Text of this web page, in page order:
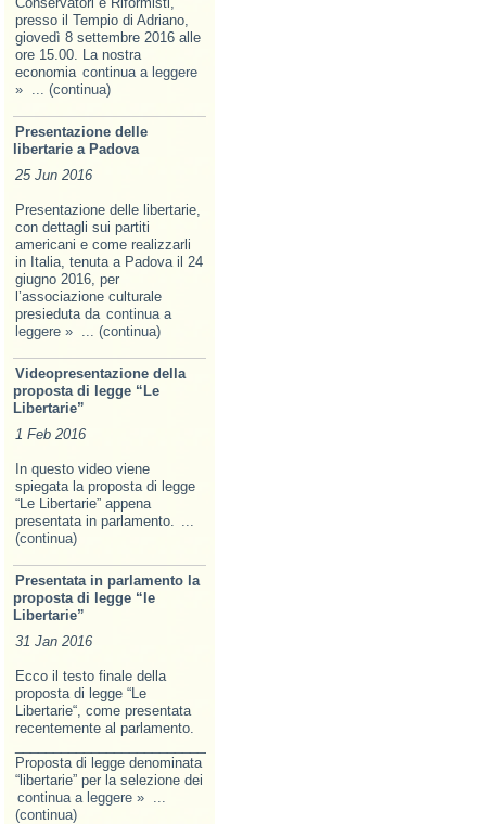
presso il Tempio di Adriano,
giovedì 8 settembre 2016 alle
ore 15.00. La nostra
economia continua a leggere
» ... (continua)
Presentazione delle
libertarie a Padova
25 Jun 2016
Presentazione delle libertarie,
con dettagli sui partiti
americani e come realizzarli
in Italia, tenuta a Padova il 24
giugno 2016, per
l’associazione culturale
presieduta da continua a
leggere » ... (continua)
Videopresentazione della
proposta di legge “Le
Libertarie”
1 Feb 2016
In questo video viene
spiegata la proposta di legge
“Le Libertarie” appena
presentata in parlamento. ...
(continua)
Presentata in parlamento la
proposta di legge “le
Libertarie”
31 Jan 2016
Ecco il testo finale della
proposta di legge “Le
Libertarie“, come presentata
recentemente al parlamento.
Proposta di legge denominata
“libertarie” per la selezione dei
continua a leggere » ...
(continua)